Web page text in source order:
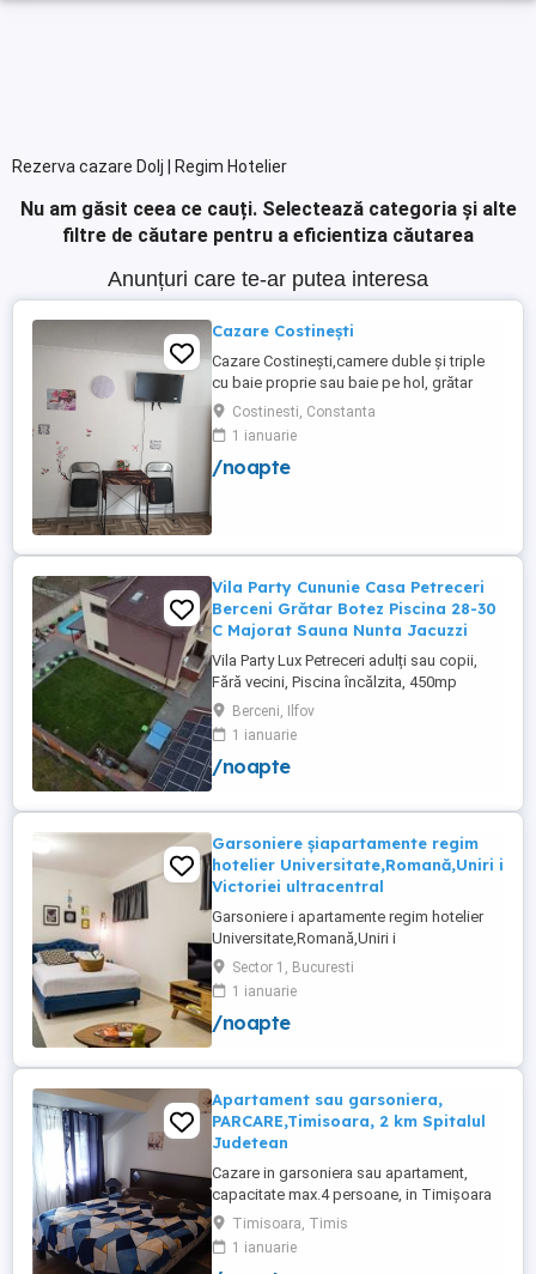
Rezerva cazare Dolj | Regim Hotelier
Nu am găsit ceea ce cauți. Selectează categoria și alte
filtre de căutare pentru a eficientiza căutarea
Anunțuri care te-ar putea interesa
Cazare Costinești
Cazare Costinești,camere duble și triple
cu baie proprie sau baie pe hol, grătar
frigider curte,parcare proprie , prețuri
începând de la 150 lei pe noapte,telefon
Costinesti, Constanta
1 ianuarie
/noapte
Vila Party Cununie Casa Petreceri
Berceni Grătar Botez Piscina 28-30
C Majorat Sauna Nunta Jacuzzi
Vila Party Lux Petreceri adulți sau copii,
Fără vecini, Piscina încălzita, 450mp
S+P+2E lângă București ( Berceni- Ilfov) ,
asfalt, Uber Bolt ,pentru cazare regim
hotelier, petreceri copii, pool party 30 ,
onomastici , nunti , botezuri, team building
party, ...
Berceni, Ilfov
1 ianuarie
/noapte
Garsoniere șiapartamente regim
hotelier Universitate,Romană,Uniri i
Victoriei ultracentral
Garsoniere i apartamente regim hotelier
Universitate,Romană,Uniri i
Victoriei,renovate recent i utilate complet.
Preț: De la 120-200 lei pentru 3 ore Preț
garsoniere 120-200 lei pentru noapte Preț
apartamente 200-300 lei pentru noapte
Sector 1, Bucuresti
1 ianuarie
/noapte
Apartament sau garsoniera,
PARCARE,Timisoara, 2 km Spitalul
Judetean
Cazare in garsoniera sau apartament,
capacitate max.4 persoane, in Timișoara
la 2 km de Spitalul Judetean. (la doua
strazi)de zona Calea Buziasului
Lic.Electrotimis si la 2 km de Mosnita
Timisoara, Timis
1 ianuarie